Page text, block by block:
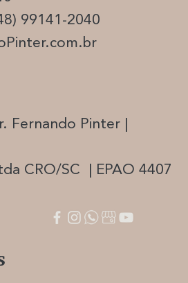
99141-2040
Fernando Pinter |
CRO/SC | EPAO 4407